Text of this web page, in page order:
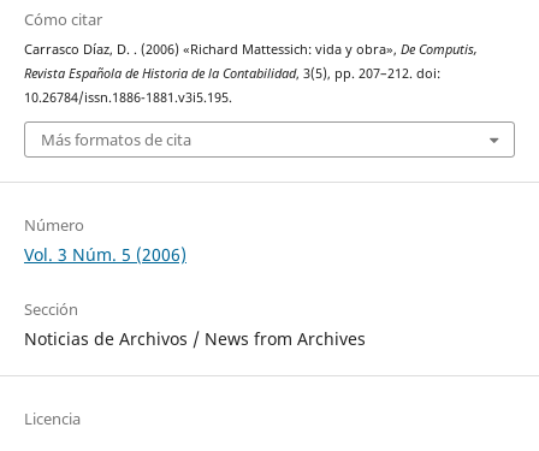
Cómo citar
Carrasco Díaz, D. . (2006) «Richard Mattessich: vida y obra», De Computis,
Revista Española de Historia de la Contabilidad, 3(5), pp. 207–212. doi:
10.26784/issn.1886-1881.v3i5.195.
Más formatos de cita
Número
Vol. 3 Núm. 5 (2006)
Sección
Noticias de Archivos / News from Archives
Licencia